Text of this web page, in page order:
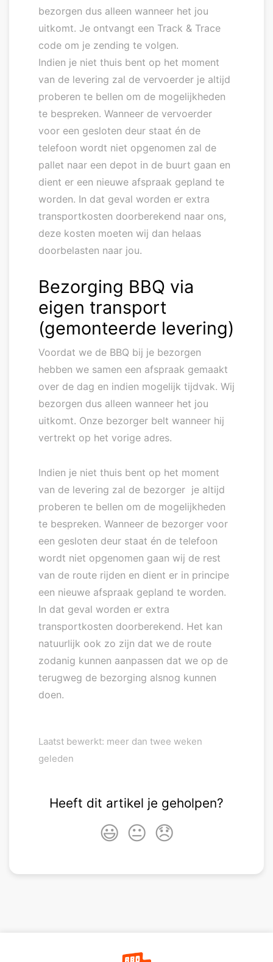
bezorgen dus alleen wanneer het jou
uitkomt. Je ontvangt een Track & Trace
code om je zending te volgen.
Indien je niet thuis bent op het moment
van de levering zal de vervoerder je altijd
proberen te bellen om de mogelijkheden
te bespreken. Wanneer de vervoerder
voor een gesloten deur staat én de
telefoon wordt niet opgenomen zal de
pallet naar een depot in de buurt gaan en
dient er een nieuwe afspraak gepland te
worden. In dat geval worden er extra
transportkosten doorberekend naar ons,
deze kosten moeten wij dan helaas
doorbelasten naar jou.
Bezorging BBQ via
eigen transport
(gemonteerde levering)
Voordat we de BBQ bij je bezorgen
hebben we samen een afspraak gemaakt
over de dag en indien mogelijk tijdvak. Wij
bezorgen dus alleen wanneer het jou
uitkomt. Onze bezorger belt wanneer hij
vertrekt op het vorige adres.
Indien je niet thuis bent op het moment
van de levering zal de bezorger je altijd
proberen te bellen om de mogelijkheden
te bespreken. Wanneer de bezorger voor
een gesloten deur staat én de telefoon
wordt niet opgenomen gaan wij de rest
van de route rijden en dient er in principe
een nieuwe afspraak gepland te worden.
In dat geval worden er extra
transportkosten doorberekend. Het kan
natuurlijk ook zo zijn dat we de route
zodanig kunnen aanpassen dat we op de
terugweg de bezorging alsnog kunnen
doen.
Laatst bewerkt: meer dan twee weken
geleden
Heeft dit artikel je geholpen?
😃 😐 😞